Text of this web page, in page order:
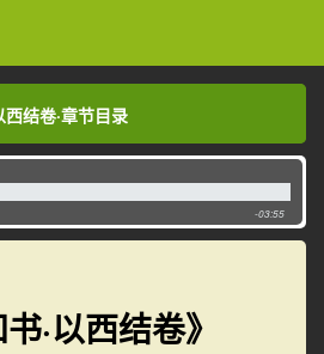
以西结卷·章节目录
西结卷·章节目录
-03:55
书·以西结卷》